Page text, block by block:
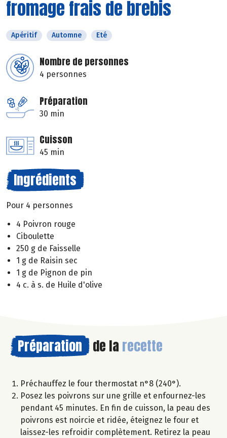
fromage frais de brebis
Apéritif Automne Eté
Nombre de personnes
4 personnes
Préparation
30 min
Cuisson
45 min
Ingrédients
Pour 4 personnes
4 Poivron rouge
Ciboulette
250 g de Faisselle
1 g de Raisin sec
1 g de Pignon de pin
4 c. à s. de Huile d'olive
Préparation de la recette
Préchauffez le four thermostat n°8 (240°).
Posez les poivrons sur une grille et enfournez-les
pendant 45 minutes. En fin de cuisson, la peau des
poivrons est noircie et ridée, éteignez le four et
laissez-les refroidir complètement. Retirez la peau